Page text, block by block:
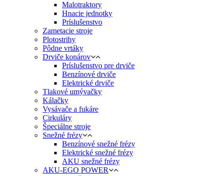
Malotraktory
Hnacie jednotky
Príslušenstvo
Zametacie stroje
Plotostrihy
Pôdne vrtáky
Drviče konárov
Príslušenstvo pre drviče
Benzínové drviče
Elektrické drviče
Tlakové umývačky
Kálačky
Vysávače a fukáre
Cirkuláry
Špeciálne stroje
Snežné frézy
Benzínové snežné frézy
Elektrické snežné frézy
AKU snežné frézy
AKU-EGO POWER